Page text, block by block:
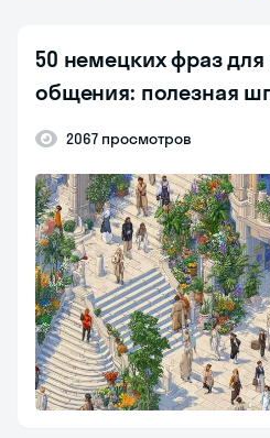
50 немецких фраз
общения: полезная
2067 просмотров